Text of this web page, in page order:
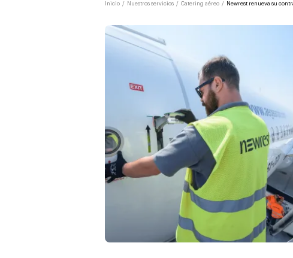
Inicio / Nuestros servicios / Catering aéreo / Newrest renueva su